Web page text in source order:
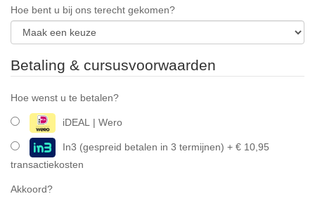
Hoe bent u bij ons terecht gekomen?
Betaling & cursusvoorwaarden
Hoe wenst u te betalen?
iDEAL | Wero
In3 (gespreid betalen in 3 termijnen) + € 10,95
transactiekosten
Akkoord?